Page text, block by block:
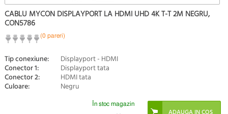
CABLU MYCON DISPLAYPORT LA HDMI UHD 4K T-T 2M NEGRU,
CON5786
(0 pareri)
Tip conexiune: Displayport - HDMI
Conector 1: Displayport tata
Conector 2: HDMI tata
Culoare: Negru
În stoc magazin